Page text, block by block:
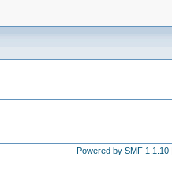
Powered by SMF 1.1.10